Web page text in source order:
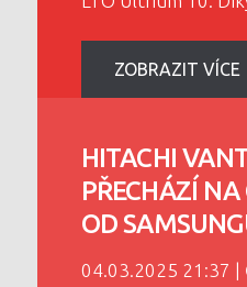
ZOBRAZIT VÍCE
HITACHI
PŘECHÁZÍ
OD
04.03.2025 21:37 |